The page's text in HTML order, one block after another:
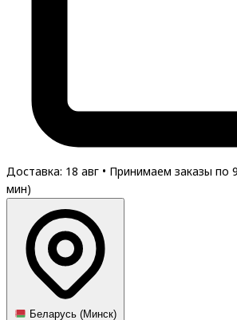
Доставка: 18 авг • Принимаем заказы по
мин)
Беларусь (Минск)